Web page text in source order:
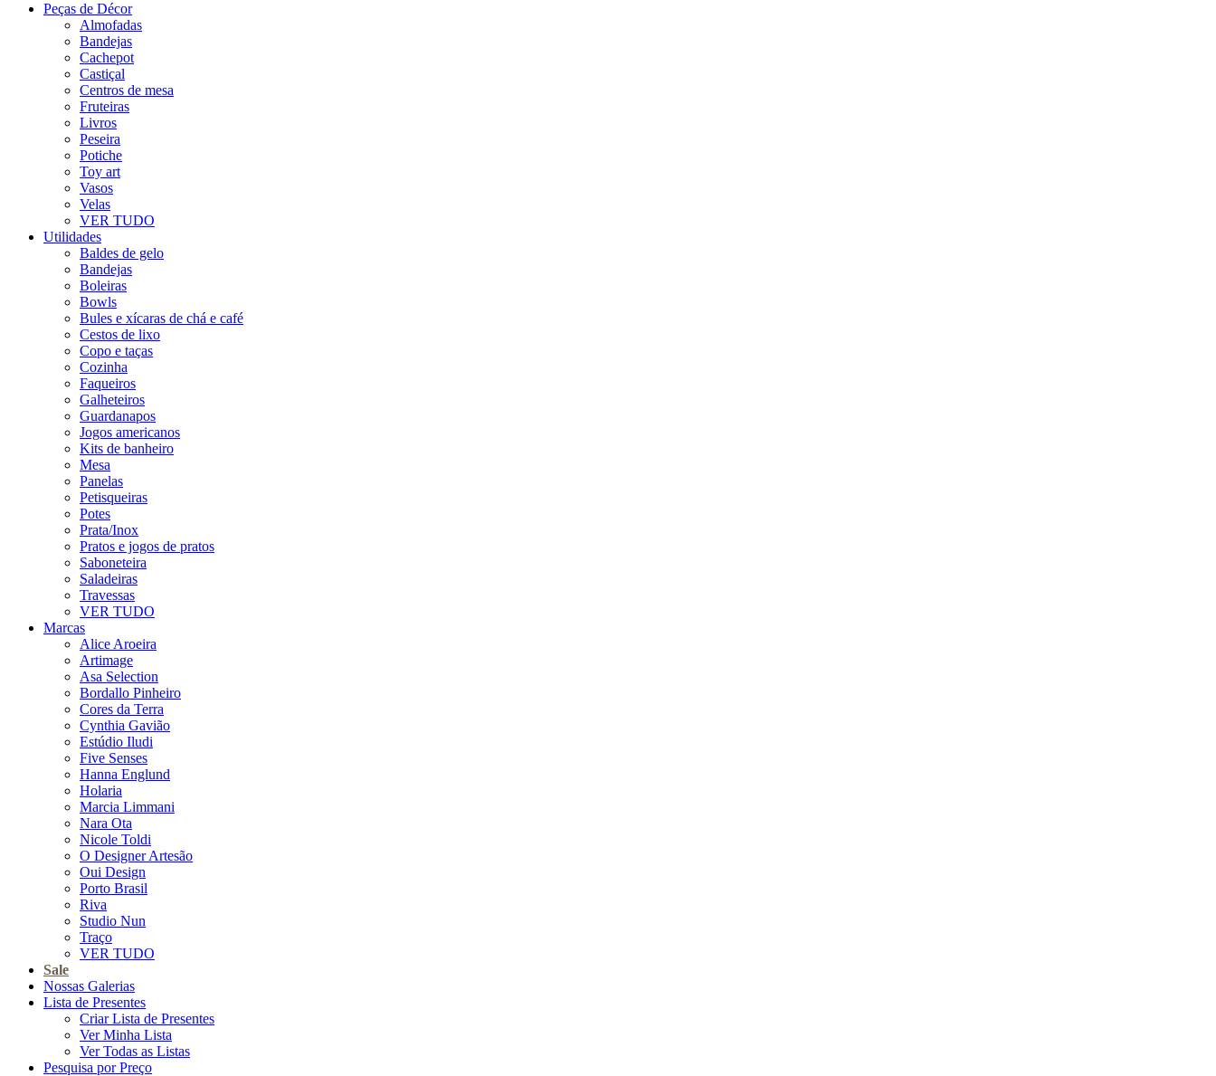
Peças de Décor
Almofadas
Bandejas
Cachepot
Castiçal
Centros de mesa
Fruteiras
Livros
Peseira
Potiche
Toy art
Vasos
Velas
VER TUDO
Utilidades
Baldes de gelo
Bandejas
Boleiras
Bowls
Bules e xícaras de chá e café
Cestos de lixo
Copo e taças
Cozinha
Faqueiros
Galheteiros
Guardanapos
Jogos americanos
Kits de banheiro
Mesa
Panelas
Petisqueiras
Potes
Prata/Inox
Pratos e jogos de pratos
Saboneteira
Saladeiras
Travessas
VER TUDO
Marcas
Alice Aroeira
Artimage
Asa Selection
Bordallo Pinheiro
Cores da Terra
Cynthia Gavião
Estúdio Iludi
Five Senses
Hanna Englund
Holaria
Marcia Limmani
Nara Ota
Nicole Toldi
O Designer Artesão
Oui Design
Porto Brasil
Riva
Studio Nun
Traço
VER TUDO
Sale
Nossas Galerias
Lista de Presentes
Criar Lista de Presentes
Ver Minha Lista
Ver Todas as Listas
Pesquisa por Preço